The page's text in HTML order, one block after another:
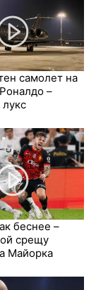
самолет на
–
беснее –
срещу
Майорка